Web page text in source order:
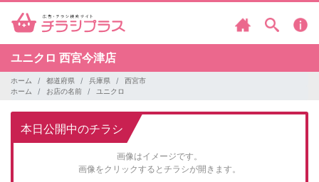
ユニクロ 西宮今津店
ホーム 都道府県 兵庫県
西宮市
ホーム
お店の名前 ユニクロ
本日公開中のチラシ
画像はイメージです。
画像をクリックするとチラシが開きます。